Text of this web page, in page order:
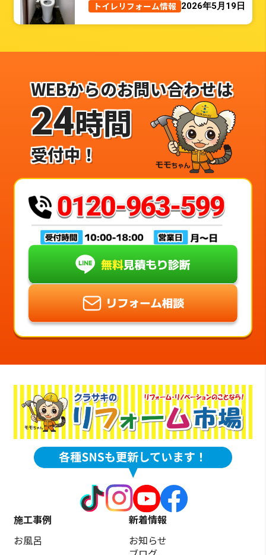
トイレリフォーム情報 2026年5月19日
WEBからのお問い合わせは
24時間
受付中！
施工事例
お風呂
新着情報
お知らせ